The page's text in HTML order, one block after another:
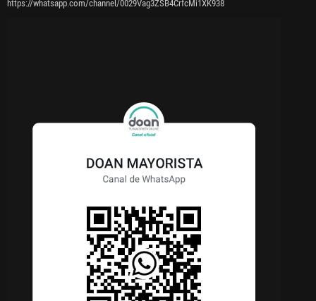
https://whatsapp.com/channel/0029Vag3ZSB4CrfcMi1XK938